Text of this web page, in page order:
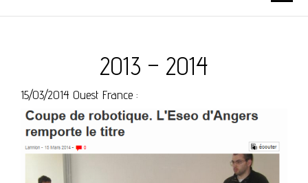
2013 – 2014
15/03/2014 Ouest France :